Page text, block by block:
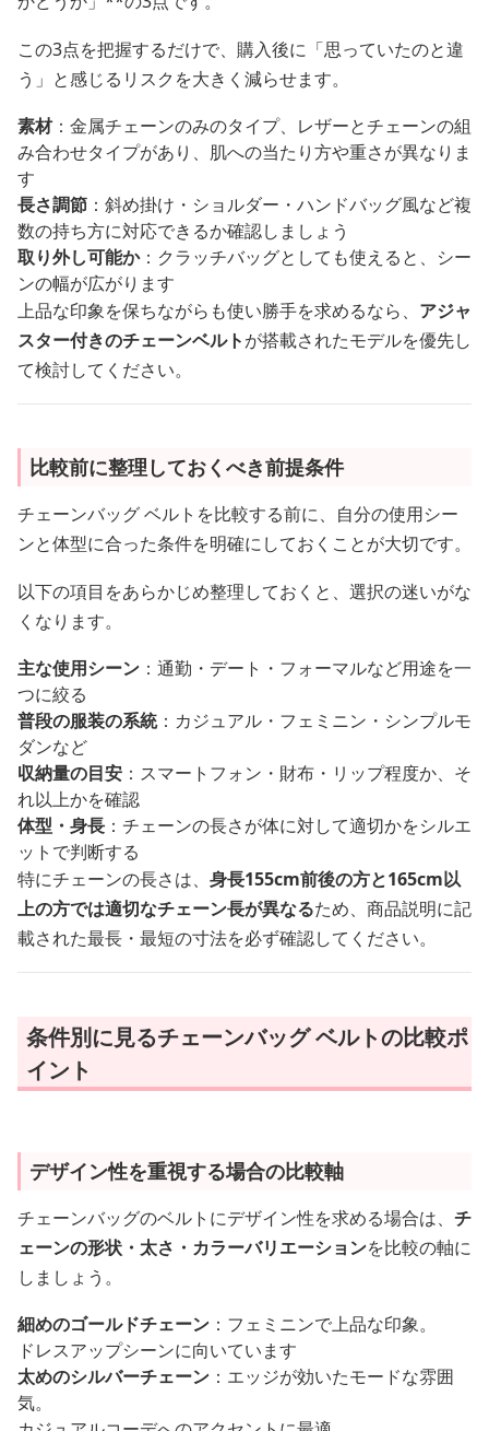
この3点を把握するだけで、購入後に「思っていたのと違
う」と感じるリスクを大きく減らせます。
素材：金属チェーンのみのタイプ、レザーとチェーンの組
み合わせタイプがあり、肌への当たり方や重さが異なりま
す
長さ調節 ：斜め掛け・ショルダー・ハンドバッグ風など複
数の持ち方に対応できるか確認しましょう
取り外し可能か：クラッチバッグとしても使えると、シー
ンの幅が広がります
上品な印象を保ちながらも使い勝手を求めるなら、 アジャ
スター付きのチェーンベルトが搭載されたモデルを優先し
て検討してください。
比較前に整理しておくべき前提条件
チェーンバッグ ベルトを比較する前に、自分の使用シー
ンと体型に合った条件を明確にしておくことが大切です。
以下の項目をあらかじめ整理しておくと、選択の迷いがな
くなります。
主な使用シーン ：通勤・デート・フォーマルなど用途を一
つに絞る
普段の服装の系統：カジュアル・フェミニン・シンプルモ
ダンなど
収納量の目安 ：スマートフォン・財布・リップ程度か、そ
れ以上かを確認
体型・身長 ：チェーンの長さが体に対して適切かをシルエ
ットで判断する
特にチェーンの長さは、 身長155cm前後の方と165cm以
上の方では適切なチェーン長が異なるため、商品説明に記
載された最長・最短の寸法を必ず確認してください。
条件別に見るチェーンバッグ ベルトの比較ポ
イント
デザイン性を重視する場合の比較軸
チェーンバッグのベルトにデザイン性を求める場合は、 チ
ェーンの形状・太さ・カラーバリエーションを比較の軸に
しましょう。
細めのゴールドチェーン ：フェミニンで上品な印象。
ドレスアップシーンに向いています
太めのシルバーチェーン ：エッジが効いたモードな雰囲
気。